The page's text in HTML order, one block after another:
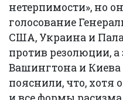
нетерпимости», но
голосование
США, Украина и
против резолюции,
Вашингтона и
пояснили, что,